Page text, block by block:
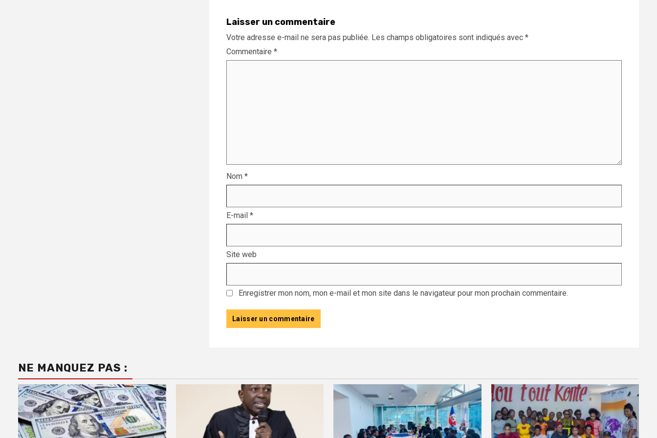
Laisser un commentaire
Votre adresse e-mail ne sera pas publiée. Les champs obligatoires sont indiqués avec *
Commentaire *
Nom *
E-mail *
Site web
Enregistrer mon nom, mon e-mail et mon site dans le navigateur pour mon prochain commentaire.
NE MANQUEZ PAS :